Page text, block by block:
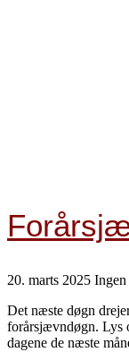
20. marts 2025 Ingen
Det næste døgn
forårsjævndøgn. Lys
dagene de næste